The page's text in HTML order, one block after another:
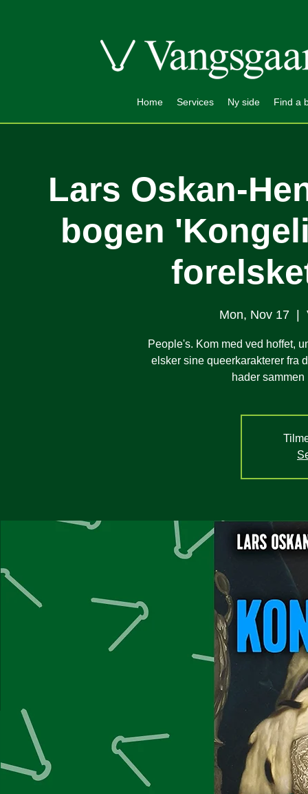
Home Services Ny side Find a
Lars Oskan-
bogen
Mon, Nov 17
  |
People's. Kom med ved hoffet,
elsker sine queerkarakterer fra
hader